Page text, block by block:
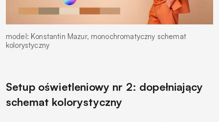
model: Konstantin Mazur, monochromatyczny schemat
kolorystyczny
Setup oświetleniowy nr 2: dopełniający
schemat kolorystyczny